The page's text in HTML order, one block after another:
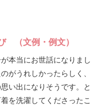
（文例・例文）
本当にお世話になりまし
がうれしかったらしく、
い出になりそうです。と
を洗濯してくださったこ